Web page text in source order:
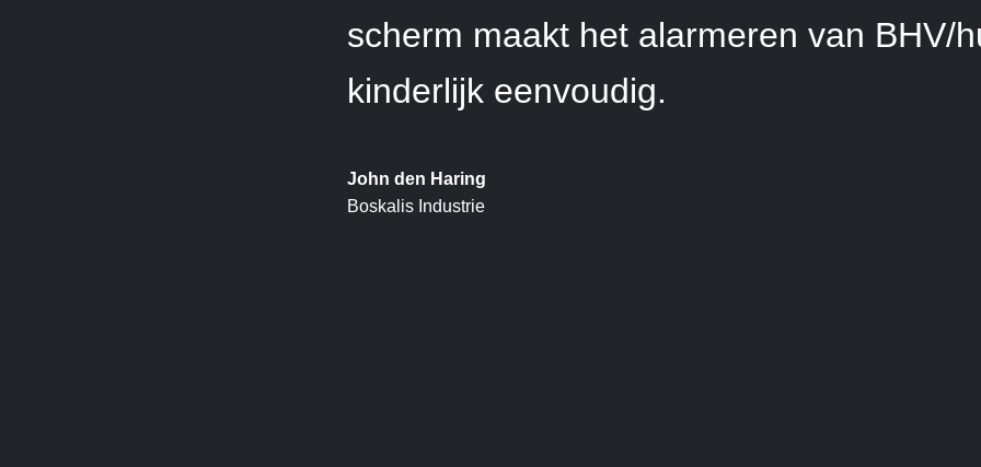
scherm maakt het alarmeren van BHV/
kinderlijk eenvoudig.
John den Haring
Boskalis Industrie